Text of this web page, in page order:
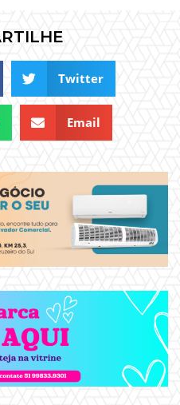
Twitter
Email